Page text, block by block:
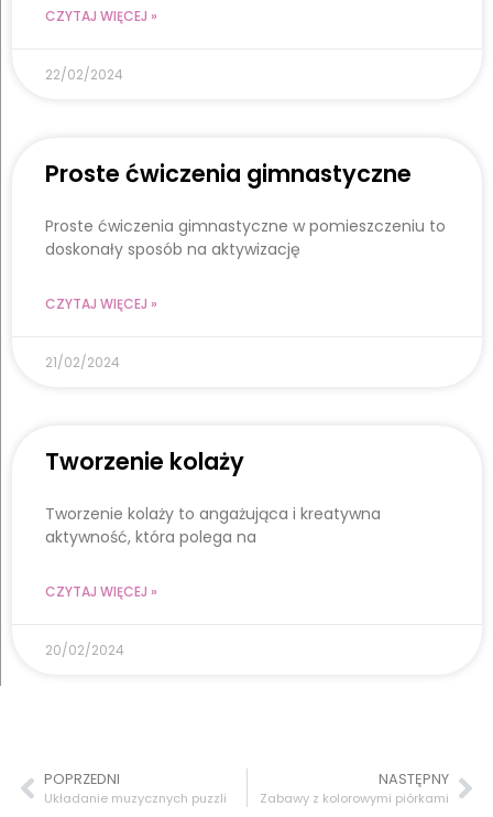
CZYTAJ WIĘCEJ »
22/02/2024
Proste ćwiczenia gimnastyczne
Proste ćwiczenia gimnastyczne w pomieszczeniu to
doskonały sposób na aktywizację
CZYTAJ WIĘCEJ »
21/02/2024
Tworzenie kolaży
Tworzenie kolaży to angażująca i kreatywna
aktywność, która polega na
CZYTAJ WIĘCEJ »
20/02/2024
POPRZEDNI
Układanie muzycznych puzzli
NASTĘPNY
Zabawy z kolorowymi piórkami